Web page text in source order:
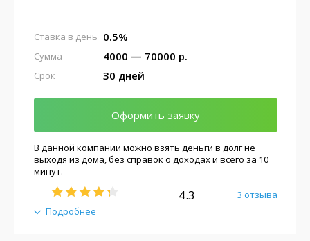
0.5%
Ставка в день
4000 — 70000 р.
Сумма
30 дней
Срок
Оформить заявку
Подробнее
В данной компании можно взять деньги в долг не
выходя из дома, без справок о доходах и всего за 10
минут.
4.3 3 отзыва